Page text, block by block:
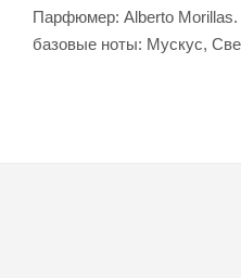
Парфюмер: Alberto Morillas.
базовые ноты: Мускус,